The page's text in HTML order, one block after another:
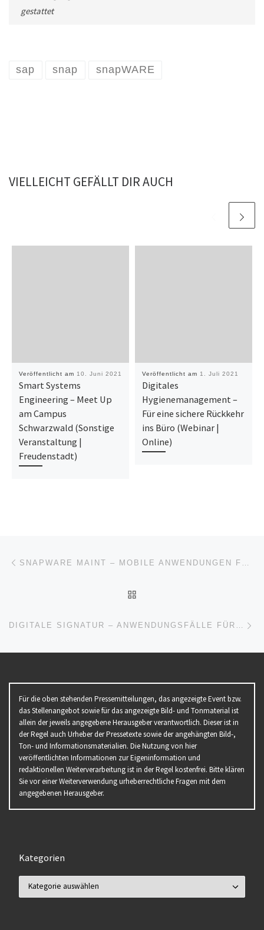
gestattet
sap snap snapWARE
VIELLEICHT GEFÄLLT DIR AUCH
Veröffentlicht am 10. Juni 2021
Smart Systems
Engineering – Meet Up
am Campus
Schwarzwald (Sonstige
Veranstaltung |
Freudenstadt)
Veröffentlicht am 1. Juli 2021
Digitales
Hygienemanagement –
Für eine sichere Rückkehr
ins Büro (Webinar |
Online)
Beitragsnavigation
DIGITALE SIGNATUR – ANWENDUNGSFÄLLE FÜR SAP ERP UND S/4HANA (WEBINAR | ONLINE)
Für die oben stehenden Pressemitteilungen, das angezeigte Event bzw.
das Stellenangebot sowie für das angezeigte Bild- und Tonmaterial ist
allein der jeweils angegebene Herausgeber verantwortlich. Dieser ist in
der Regel auch Urheber der Pressetexte sowie der angehängten Bild-,
Ton- und Informationsmaterialien. Die Nutzung von hier
veröffentlichten Informationen zur Eigeninformation und
redaktionellen Weiterverarbeitung ist in der Regel kostenfrei. Bitte klären
Sie vor einer Weiterverwendung urheberrechtliche Fragen mit dem
angegebenen Herausgeber.
Kategorien